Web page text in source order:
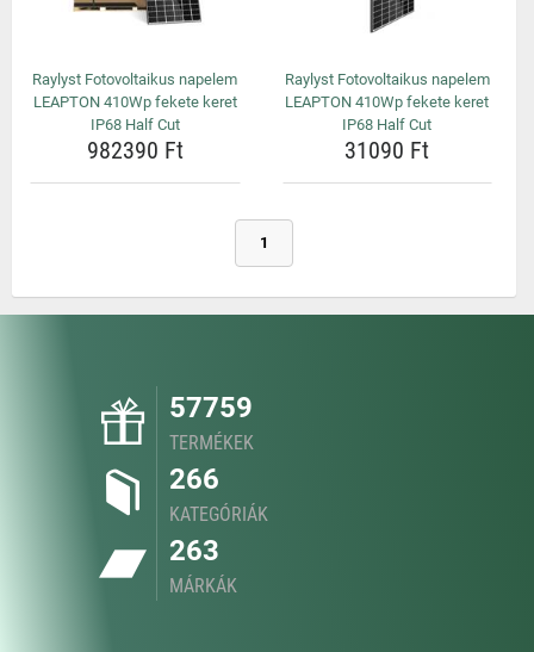
Raylyst Fotovoltaikus napelem
LEAPTON 410Wp fekete keret
IP68 Half Cut
982390 Ft
Raylyst Fotovoltaikus napelem
LEAPTON 410Wp fekete keret
IP68 Half Cut
31090 Ft
1
57759
TERMÉKEK
266
KATEGÓRIÁK
263
MÁRKÁK